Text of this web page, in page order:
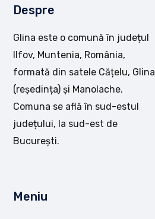
Despre
Glina este o comună în județul
Ilfov, Muntenia, România,
formată din satele Cățelu, Glina
(reședința) și Manolache.
Comuna se află în sud-estul
județului, la sud-est de
București.
Meniu